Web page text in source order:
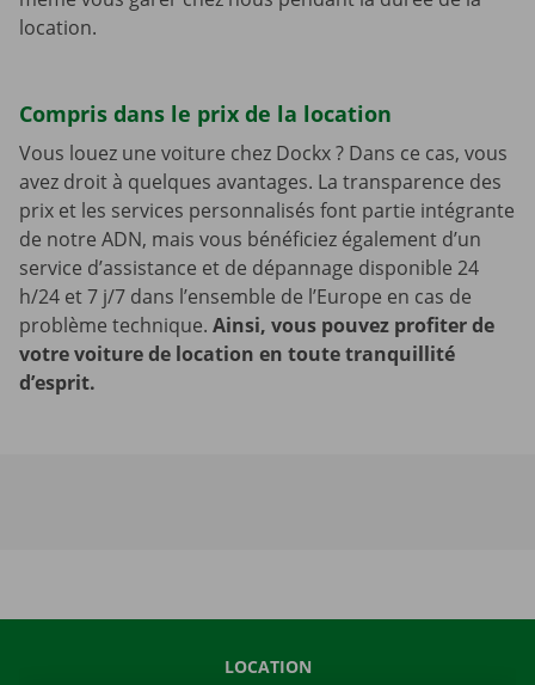
location.
Compris dans le prix de la location
Vous louez une voiture chez Dockx ? Dans ce cas, vous
avez droit à quelques avantages. La transparence des
prix et les services personnalisés font partie intégrante
de notre ADN, mais vous bénéficiez également d’un
service d’assistance et de dépannage disponible 24
h/24 et 7 j/7 dans l’ensemble de l’Europe en cas de
problème technique. Ainsi, vous pouvez profiter de
votre voiture de location en toute tranquillité
d’esprit.
LOCATION